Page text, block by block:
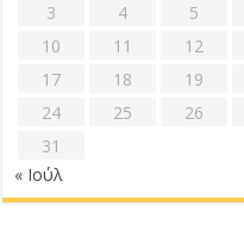
3
4 5
10
11 12
17
18 19
24
25 26
31
« Ιούλ